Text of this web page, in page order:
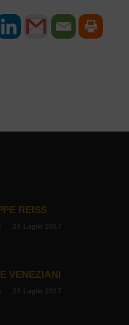
REISS
28 Luglio 2017
VENEZIANI
28 Luglio 2017